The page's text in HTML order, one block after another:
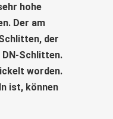
hohe
Der am
der
Schlitten.
worden.
ist, können